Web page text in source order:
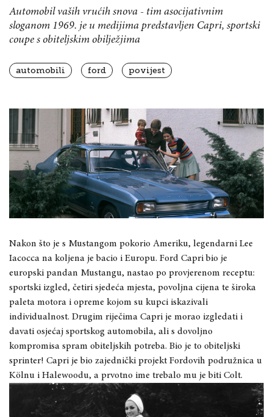
Automobil vaših vrućih snova - tim asocijativnim
sloganom 1969. je u medijima predstavljen Capri, sportski
coupe s obiteljskim obilježjima
automobili ford povijest
Nakon što je s Mustangom pokorio Ameriku, legendarni Lee
Iacocca na koljena je bacio i Europu. Ford Capri bio je
europski pandan Mustangu, nastao po provjerenom receptu:
sportski izgled, četiri sjedeća mjesta, povoljna cijena te široka
paleta motora i opreme kojom su kupci iskazivali
individualnost. Drugim riječima Capri je morao izgledati i
davati osjećaj sportskog automobila, ali s dovoljno
kompromisa spram obiteljskih potreba. Bio je to obiteljski
sprinter! Capri je bio zajednički projekt Fordovih podružnica u
Kölnu i Halewoodu, a prvotno ime trebalo mu je biti Colt.